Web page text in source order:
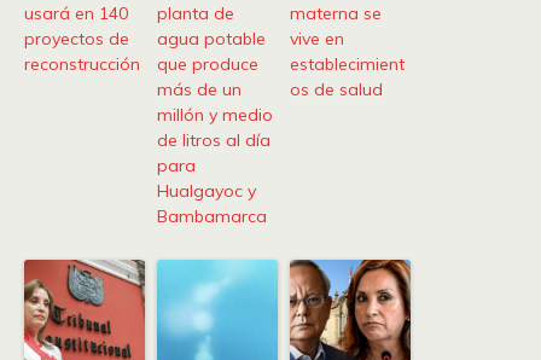
usará en 140
proyectos de
reconstrucción
planta de
agua potable
que produce
más de un
millón y medio
de litros al día
para
Hualgayoc y
Bambamarca
materna se
vive en
establecimient
os de salud